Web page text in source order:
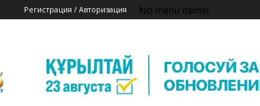
Регистрация / Авторизация No menu items!